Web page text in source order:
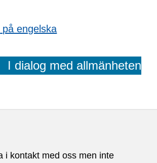
engelska
I dialog med allmänheten
i kontakt med oss men inte